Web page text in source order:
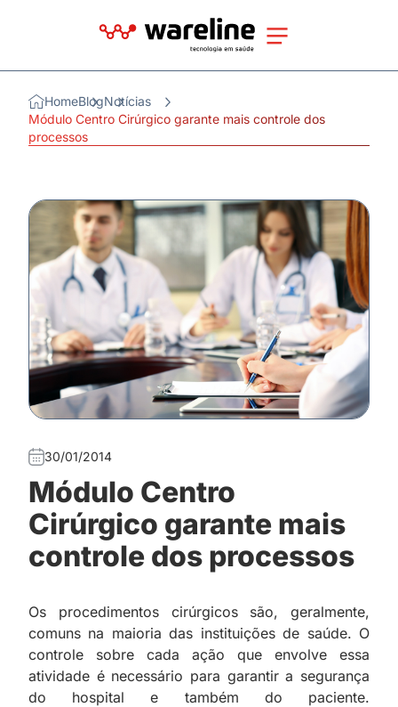
HomeBlogNotícias
Módulo Centro Cirúrgico garante mais controle dos
processos
30/01/2014
Módulo Centro
Cirúrgico garante mais
controle dos processos
Os procedimentos cirúrgicos são, geralmente,
comuns na maioria das instituições de saúde. O
controle sobre cada ação que envolve essa
atividade é necessário para garantir a segurança
do hospital e também do paciente.